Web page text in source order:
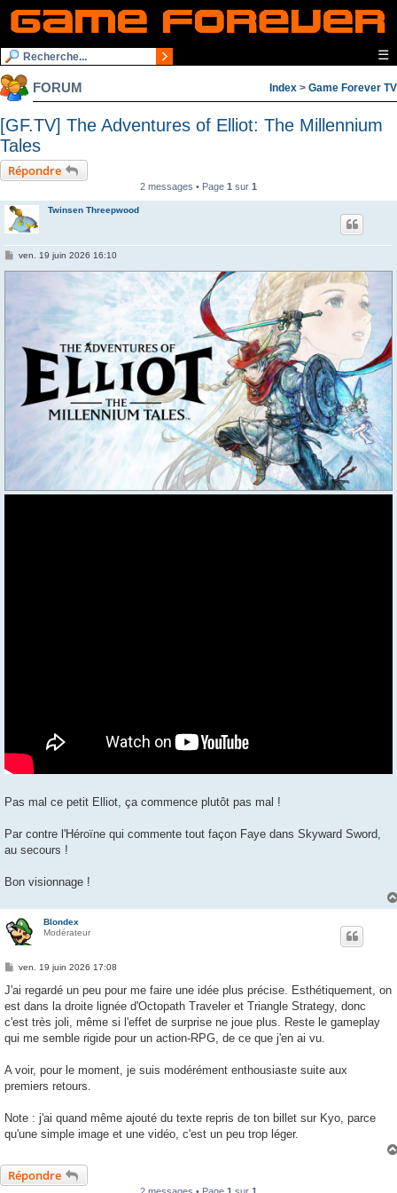
☰
FORUM Index > Game Forever TV
[GF.TV] The Adventures of Elliot: The Millennium
Tales
Répondre
2 messages • Page 1 sur 1
Twinsen Threepwood
Mven. 19 juin 2026 16:10
Pas mal ce petit Elliot, ça commence plutôt pas mal !
Par contre l'Héroïne qui commente tout façon Faye dans Skyward Sword,
au secours !
Bon visionnage !
Blondex
Modérateur
M
s
a
g
ven. 19 juin 2026 17:08
J'ai regardé un peu pour me faire une idée plus précise. Esthétiquement, on
est dans la droite lignée d'Octopath Traveler et Triangle Strategy, donc
c'est très joli, même si l'effet de surprise ne joue plus. Reste le gameplay
qui me semble rigide pour un action-RPG, de ce que j'en ai vu.
A voir, pour le moment, je suis modérément enthousiaste suite aux
premiers retours.
Note : j'ai quand même ajouté du texte repris de ton billet sur Kyo, parce
qu'une simple image et une vidéo, c'est un peu trop léger.
Répondre